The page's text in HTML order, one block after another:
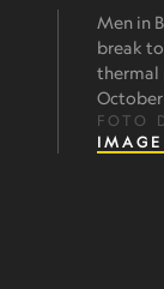
Men in
break
thermal
October
FOTO